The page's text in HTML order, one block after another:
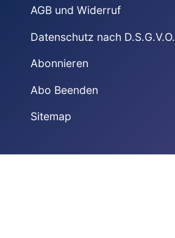
AGB und Widerruf
Datenschutz nach D.S.G.V.O.
Abonnieren
Abo Beenden
Sitemap